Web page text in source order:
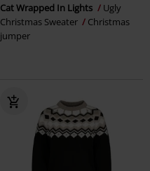
Cat Wrapped In Lights
Ugly
Christmas Sweater
Christmas
jumper